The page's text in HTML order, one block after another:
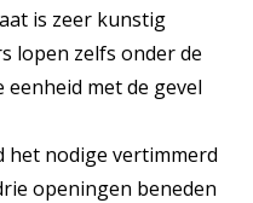
is zeer kunstig
lopen zelfs onder de
met de gevel
het nodige vertimmerd
openingen beneden